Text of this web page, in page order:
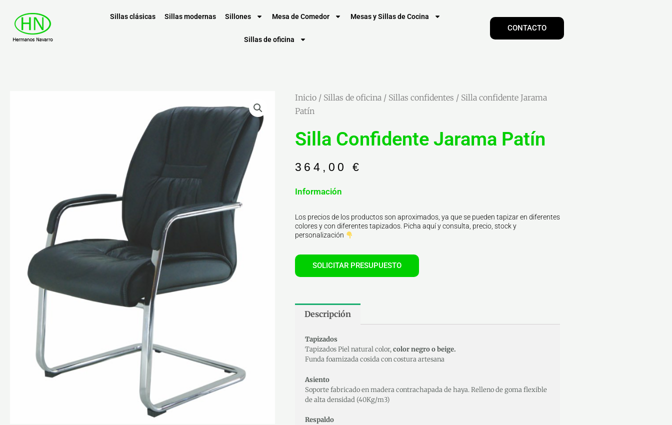
Sillas clásicas Sillas modernas Sillones Mesa de Comedor Mesas y Sillas de Cocina
Sillas de oficina
CONTACTO
Inicio / Sillas de oficina / Sillas confidentes / Silla confidente Jarama
Patín
Silla Confidente Jarama Patín
364,00 €
Información
Los precios de los productos son aproximados, ya que se pueden tapizar en diferentes
colores y con diferentes tapizados. Picha aquí y consulta, precio, stock y
personalización
SOLICITAR PRESUPUESTO
Descripción
Tapizados
Tapizados Piel natural color,color negro o beige.
Funda foamizada cosida con costura artesana
Asiento
Soporte fabricado en madera contrachapada de haya. Relleno de goma flexible
de alta densidad (40Kg/m3)
Respaldo